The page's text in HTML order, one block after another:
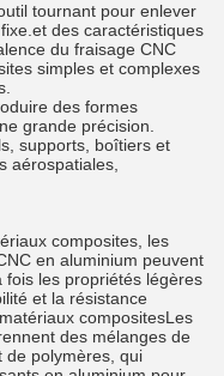
tournant pour enlever
des caractéristiques
du fraisage CNC
simples et complexes
des formes
grande précision.
supports, boîtiers et
aérospatiales,
composites, les
en aluminium peuvent
les propriétés légères
et la résistance
compositesLes
des mélanges de
de polymères, qui